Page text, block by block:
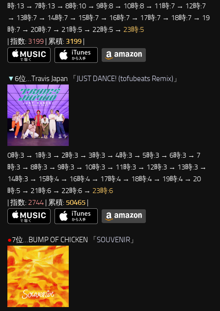
時:13 → 7時:13 → 8時:10 → 9時:8 → 10時:8 → 11時:7 → 12時:7
→ 13時:7 → 14時:7 → 15時:7 → 16時:7 → 17時:7 → 18時:7 → 19
時:7 → 20時:7 → 21時:5 → 22時:5 → 23時:5
| 指数: 3199 | 累積: 3199 |
▼6位…Travis Japan 「JUST DANCE! (tofubeats Remix) 」
0時:3 → 1時:3 → 2時:3 → 3時:3 → 4時:3 → 5時:3 → 6時:3 → 7
時:3 → 8時:3 → 9時:3 → 10時:3 → 11時:3 → 12時:3 → 13時:3 →
14時:3 → 15時:4 → 16時:4 → 17時:4 → 18時:4 → 19時:4 → 20
時:5 → 21時:6 → 22時:6 → 23時:6
| 指数: 2744 | 累積: 50465 |
●7位…BUMP OF CHICKEN 「 SOUVENIR 」